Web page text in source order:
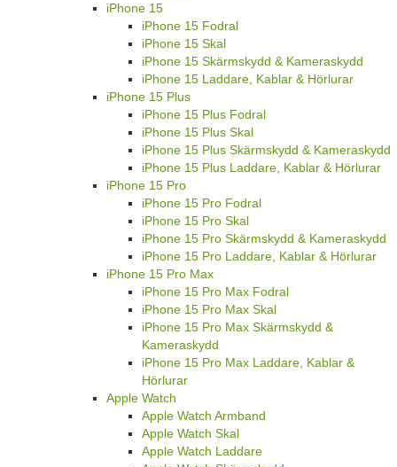
iPhone 15
iPhone 15 Fodral
iPhone 15 Skal
iPhone 15 Skärmskydd & Kameraskydd
iPhone 15 Laddare, Kablar & Hörlurar
iPhone 15 Plus
iPhone 15 Plus Fodral
iPhone 15 Plus Skal
iPhone 15 Plus Skärmskydd & Kameraskydd
iPhone 15 Plus Laddare, Kablar & Hörlurar
iPhone 15 Pro
iPhone 15 Pro Fodral
iPhone 15 Pro Skal
iPhone 15 Pro Skärmskydd & Kameraskydd
iPhone 15 Pro Laddare, Kablar & Hörlurar
iPhone 15 Pro Max
iPhone 15 Pro Max Fodral
iPhone 15 Pro Max Skal
iPhone 15 Pro Max Skärmskydd &
Kameraskydd
iPhone 15 Pro Max Laddare, Kablar &
Hörlurar
Apple Watch
Apple Watch Armband
Apple Watch Skal
Apple Watch Laddare